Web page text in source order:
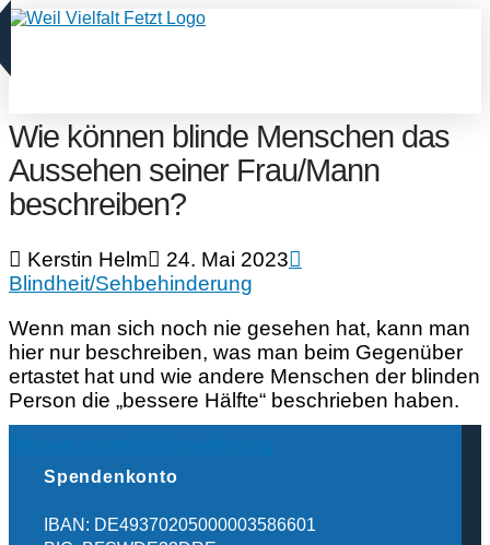
Wie können blinde Menschen das
Aussehen seiner Frau/Mann
beschreiben?
Kerstin Helm
24. Mai 2023
Blindheit/Sehbehinderung
Wenn man sich noch nie gesehen hat, kann man
hier nur beschreiben, was man beim Gegenüber
ertastet hat und wie andere Menschen der blinden
Person die „bessere Hälfte“ beschrieben haben.
Spendenkonto
IBAN: DE49370205000003586601